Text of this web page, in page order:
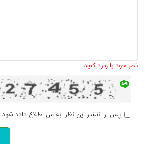
نظر خود را وارد کنید
پس از انتشار این نظر، به من اطلاع داده شود.